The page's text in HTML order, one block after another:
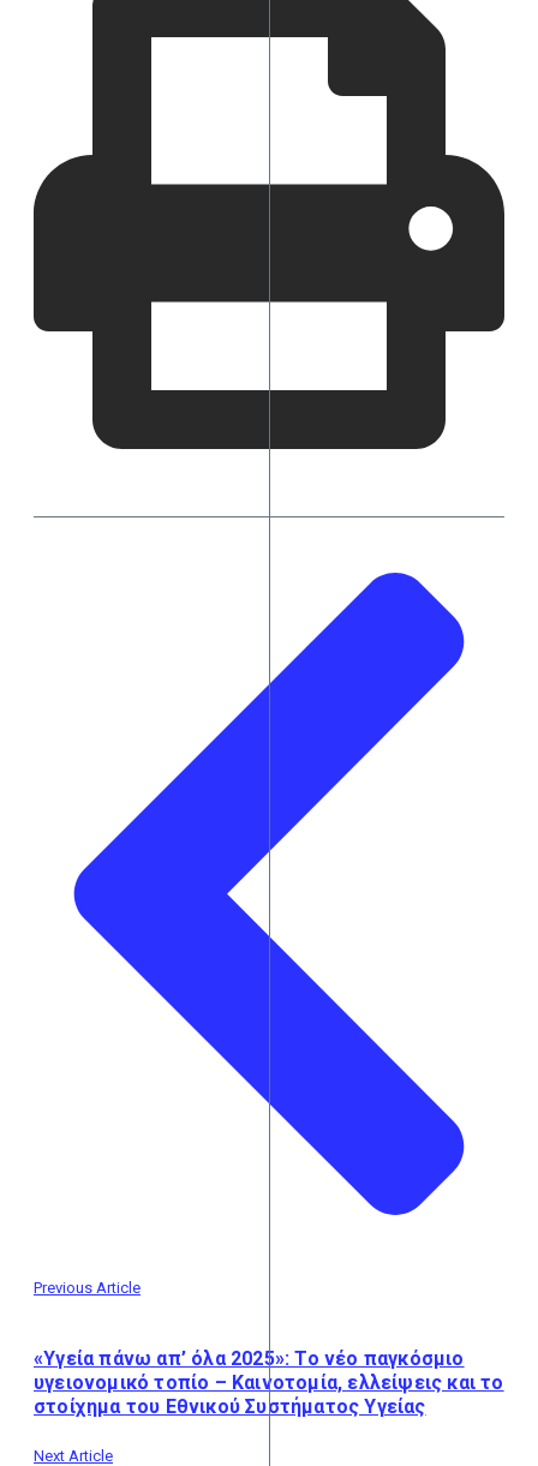
Previous Article
«Υγεία πάνω απ’ όλα 2025»: Το νέο παγκόσμιο
υγειονομικό τοπίο – Καινοτομία, ελλείψεις και το
στοίχημα του Εθνικού Συστήματος Υγείας
Next Article